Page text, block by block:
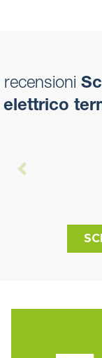
recensioni
elettrico